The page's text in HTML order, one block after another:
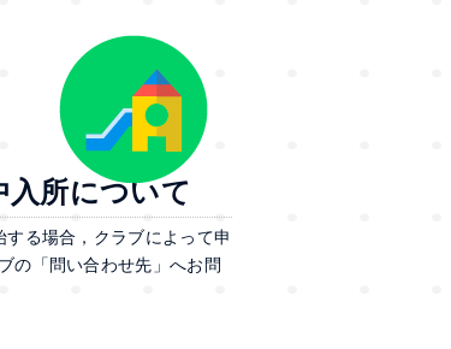
入所について
る場合，クラブによって申
の「問い合わせ先」へお問